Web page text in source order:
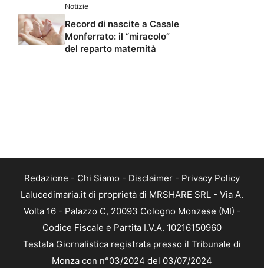
Notizie
Record di nascite a Casale
Monferrato: il “miracolo”
del reparto maternità
Redazione - Chi Siamo - Disclaimer - Privacy Policy
Lalucedimaria.it di proprietà di MRSHARE SRL - Via A.
Volta 16 - Palazzo C, 20093 Cologno Monzese (MI) -
Codice Fiscale e Partita I.V.A. 10216150960
Testata Giornalistica registrata presso il Tribunale di
Monza con n°03/2024 del 03/07/2024